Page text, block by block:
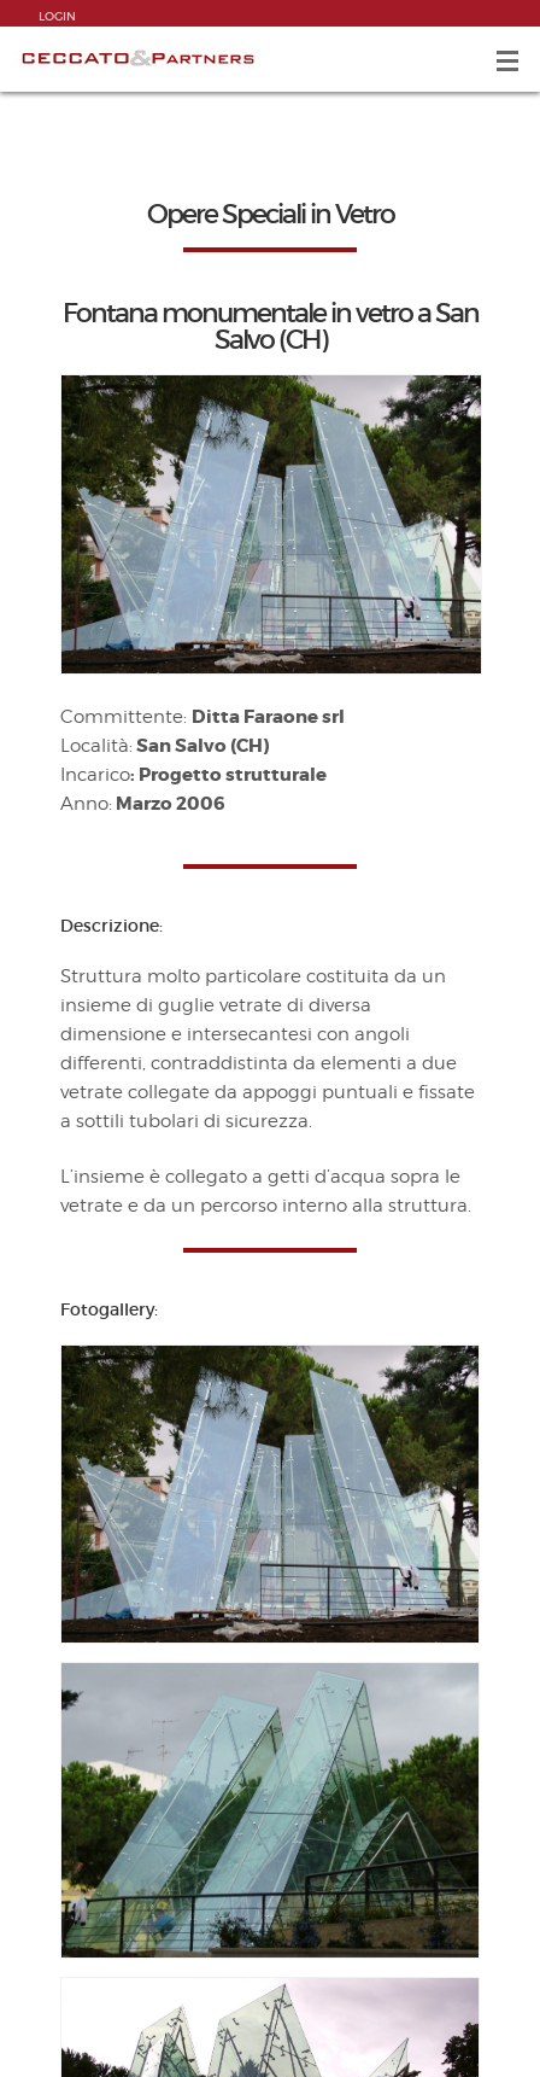
LOGIN
Opere Speciali in Vetro
Fontana monumentale in vetro a San
Salvo (CH)
Committente: Ditta Faraone srl
Località: San Salvo (CH)
Incarico: Progetto strutturale
Anno: Marzo 2006
Descrizione:
Struttura molto particolare costituita da un
insieme di guglie vetrate di diversa
dimensione e intersecantesi con angoli
differenti, contraddistinta da elementi a due
vetrate collegate da appoggi puntuali e fissate
a sottili tubolari di sicurezza.
L’insieme è collegato a getti d’acqua sopra le
vetrate e da un percorso interno alla struttura.
Fotogallery: